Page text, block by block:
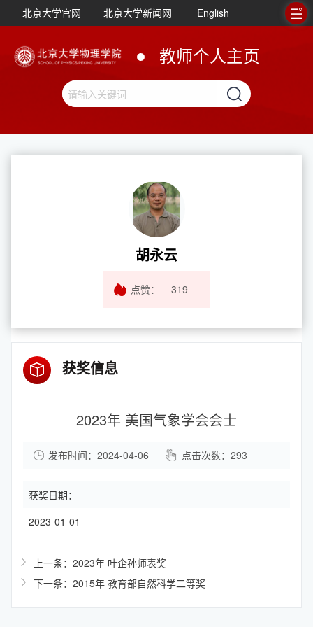
北京大学官网 北京大学新闻网 English
教师个人主页
胡永云
点赞： 319
获奖信息
2023年 美国气象学会会士
发布时间：2024-04-06 点击次数： 293
获奖日期：
2023-01-01
上一条：2023年 叶企孙师表奖
下一条：2015年 教育部自然科学二等奖